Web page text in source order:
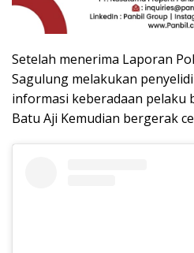
Setelah menerima Laporan
Sagulung melakukan
informasi keberadaan pelaku
Batu Aji Kemudian bergerak